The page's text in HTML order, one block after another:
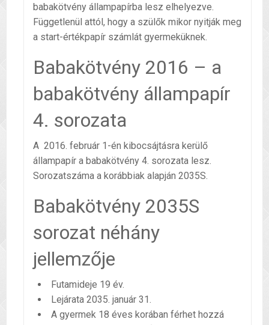
babakötvény állampapírba lesz elhelyezve.
Függetlenül attól, hogy a szülők mikor nyitják meg
a start-értékpapír számlát gyermeküknek.
Babakötvény 2016 – a
babakötvény állampapír
4. sorozata
A 2016. február 1-én kibocsájtásra kerülő
állampapír a babakötvény 4. sorozata lesz.
Sorozatszáma a korábbiak alapján 2035S.
Babakötvény 2035S
sorozat néhány
jellemzője
Futamideje 19 év.
Lejárata 2035. január 31.
A gyermek 18 éves korában férhet hozzá